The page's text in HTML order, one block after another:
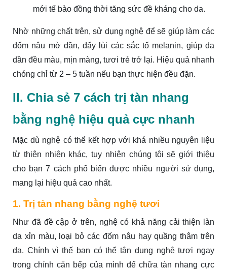
mới tế bào đồng thời tăng sức đề kháng cho da.
Nhờ những chất trên, sử dụng nghệ để sẽ giúp làm các
đốm nâu mờ dần, đẩy lùi các sắc tố melanin, giúp da
dần đều màu, mịn màng, tươi trẻ trở lại. Hiệu quả nhanh
chóng chỉ từ 2 – 5 tuần nếu bạn thực hiện đều đặn.
II. Chia sẻ 7 cách trị tàn nhang
bằng nghệ hiệu quả cực nhanh
Mặc dù nghệ có thể kết hợp với khá nhiều nguyên liệu
từ thiên nhiên khác, tuy nhiên chúng tôi sẽ giới thiệu
cho bạn 7 cách phổ biến được nhiều người sử dụng,
mang lại hiệu quả cao nhất.
1. Trị tàn nhang bằng nghệ tươi
Như đã đề cập ở trên, nghệ có khả năng cải thiện làn
da xỉn màu, loại bỏ các đốm nâu hay quầng thâm trên
da. Chính vì thế bạn có thể tận dụng nghệ tươi ngay
trong chính căn bếp của mình để chữa tàn nhang cực